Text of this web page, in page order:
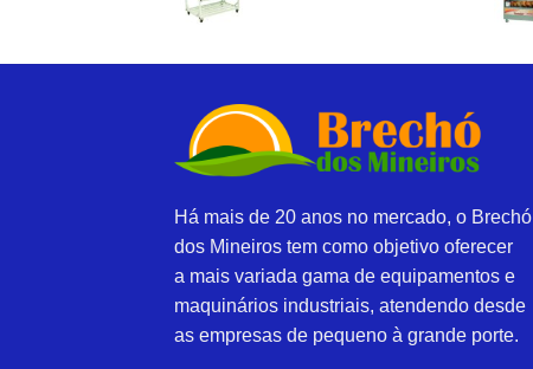
Há mais de 20 anos no mercado, o Brechó
dos Mineiros tem como objetivo oferecer
a mais variada gama de equipamentos e
maquinários industriais, atendendo desde
as empresas de pequeno à grande porte.